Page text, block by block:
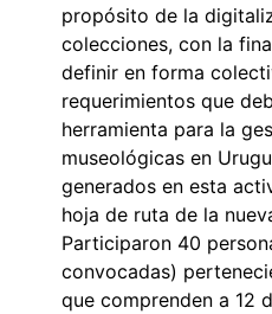
propósito de la
colecciones, con la
definir en forma
requerimientos que
herramienta para la
museológicas en
generados en esta
hoja de ruta de la
Participaron 40
convocadas)
que comprenden a 12